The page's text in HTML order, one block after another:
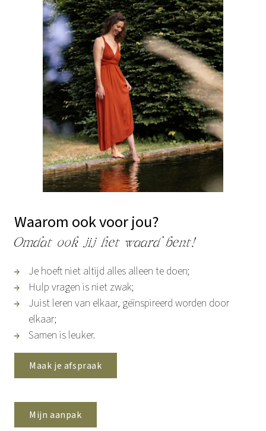
Waarom ook voor jou?
Omdat ook jij het waard bent!
Je hoeft niet altijd alles alleen te doen;
Hulp vragen is niet zwak;
Juist leren van elkaar, geïnspireerd worden door
elkaar;
Samen is leuker.
Maak je afspraak
Mijn aanpak